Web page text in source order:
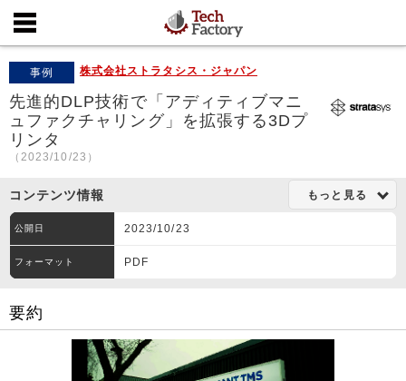
事例 株式会社ストラタシス・ジャパン
先進的DLP技術で「アディティブマニ
ュファクチャリング」を拡張する3Dプ
リンタ
（2023/10/23）
コンテンツ情報 もっと見る
公開日 2023/10/23
フォーマット PDF
要約